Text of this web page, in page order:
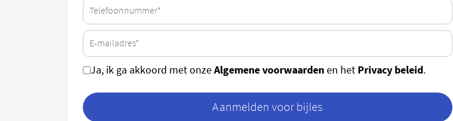
Ja, ik ga akkoord met onzeAlgemene voorwaardenen het Privacy beleid.
Aanmelden voor bijles